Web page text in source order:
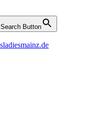
Search Button